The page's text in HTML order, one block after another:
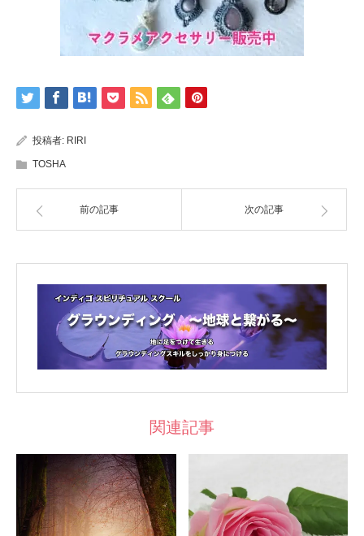
投稿者: RIRI
TOSHA
前の記事 次の記事
関連記事